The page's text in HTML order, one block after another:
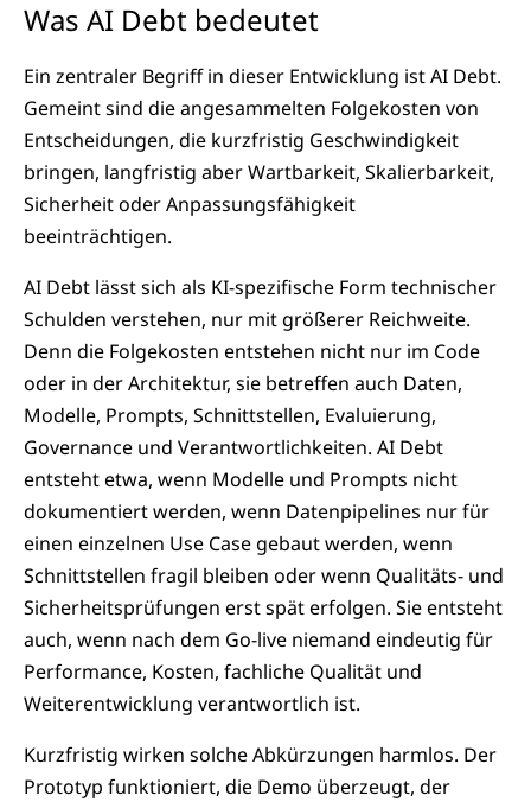
Was AI Debt bedeutet
Ein zentraler Begriff in dieser Entwicklung ist AI Debt.
Gemeint sind die angesammelten Folgekosten von
Entscheidungen, die kurzfristig Geschwindigkeit
bringen, langfristig aber Wartbarkeit, Skalierbarkeit,
Sicherheit oder Anpassungsfähigkeit
beeinträchtigen.
AI Debt lässt sich als KI-spezifische Form technischer
Schulden verstehen, nur mit größerer Reichweite.
Denn die Folgekosten entstehen nicht nur im Code
oder in der Architektur, sie betreffen auch Daten,
Modelle, Prompts, Schnittstellen, Evaluierung,
Governance und Verantwortlichkeiten. AI Debt
entsteht etwa, wenn Modelle und Prompts nicht
dokumentiert werden, wenn Datenpipelines nur für
einen einzelnen Use Case gebaut werden, wenn
Schnittstellen fragil bleiben oder wenn Qualitäts- und
Sicherheitsprüfungen erst spät erfolgen. Sie entsteht
auch, wenn nach dem Go-live niemand eindeutig für
Performance, Kosten, fachliche Qualität und
Weiterentwicklung verantwortlich ist.
Kurzfristig wirken solche Abkürzungen harmlos. Der
Prototyp funktioniert, die Demo überzeugt, der